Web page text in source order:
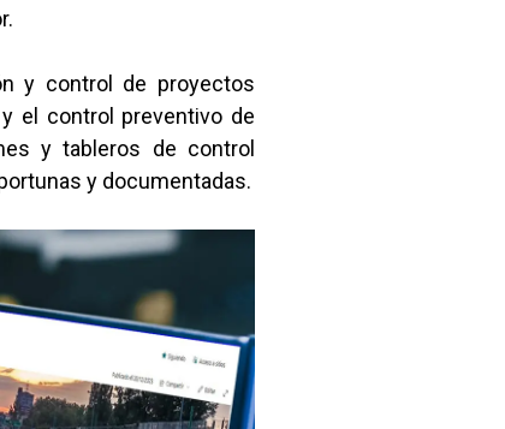
y control de proyectos
el control preventivo de
y tableros de control
y documentadas.